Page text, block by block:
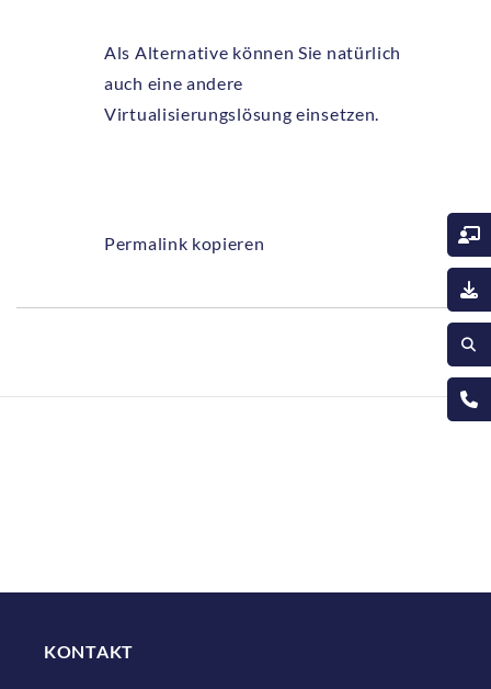
Als Alternative können Sie natürlich
auch eine andere
Virtualisierungslösung einsetzen.
Permalink kopieren
KONTAKT